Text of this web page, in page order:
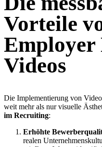
Vorteile
Videos
Die Implementierung von
weit mehr als nur visuelle
im Recruiting:
Erhöhte
realen